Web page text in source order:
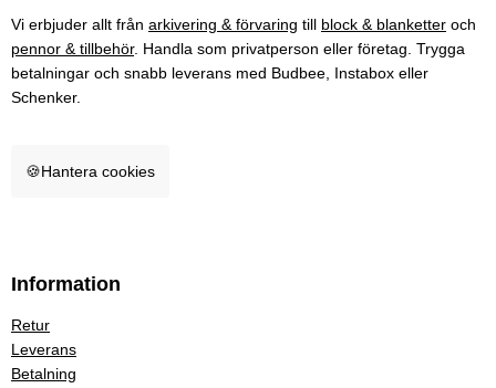
Vi erbjuder allt från arkivering & förvaring till block & blanketter och
pennor & tillbehör. Handla som privatperson eller företag. Trygga
betalningar och snabb leverans med Budbee, Instabox eller
Schenker.
🍪Hantera cookies
Information
Retur
Leverans
Betalning